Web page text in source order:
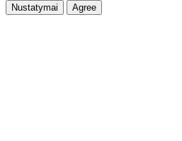
Nustatymai Agree